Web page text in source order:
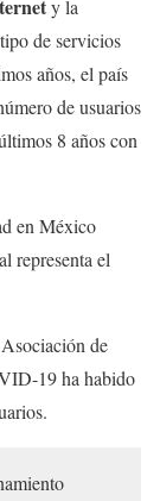
y la
de servicios
años, el país
de usuarios
8 años con
en México
representa el
de
19 ha habido